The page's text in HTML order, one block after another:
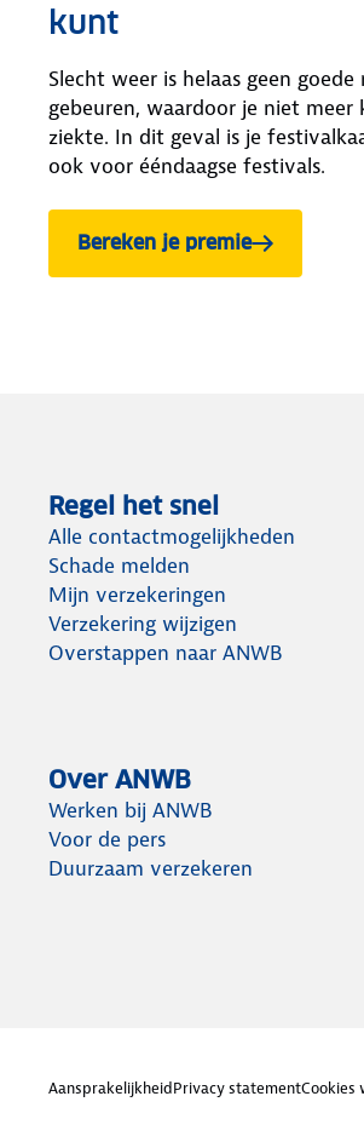
kunt
Slecht weer is helaas geen
gebeuren, waardoor je niet meer
ziekte. In dit geval is je
ook voor ééndaagse festivals.
Bereken je premie
Regel het snel
Alle contactmogelijkheden
Schade melden
Mijn verzekeringen
Verzekering wijzigen
Overstappen naar ANWB
Over ANWB
Werken bij ANWB
Voor de pers
Duurzaam verzekeren
AansprakelijkheidPrivacy statementCookies